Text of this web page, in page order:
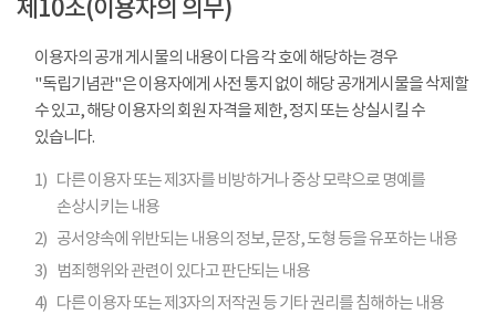
제10조(이용자의 의무)
이용자의 공개 게시물의 내용이 다음 각 호에 해당하는 경우
"독립기념관"은 이용자에게 사전 통지 없이 해당 공개게시물을 삭제할
수 있고, 해당 이용자의 회원 자격을 제한, 정지 또는 상실시킬 수
있습니다.
1) 다른 이용자 또는 제3자를 비방하거나 중상 모략으로 명예를
손상시키는 내용
2) 공서양속에 위반되는 내용의 정보, 문장, 도형 등을 유포하는 내용
3)
범죄행위와 관련이 있다고 판단되는 내용
4) 다른 이용자 또는 제3자의 저작권 등 기타 권리를 침해하는 내용